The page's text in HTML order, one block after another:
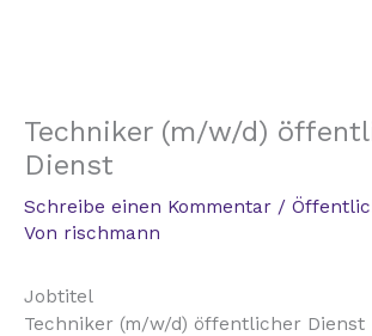
Techniker (m/w/d)
Dienst
Schreibe einen Kommentar /
Von rischmann
Jobtitel
Techniker (m/w/d) öffentlicher Dienst